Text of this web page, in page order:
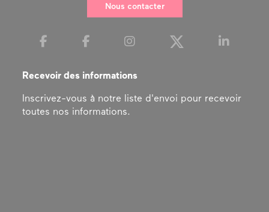
Nous contacter
Recevoir des informations
Inscrivez-vous à notre liste d'envoi pour recevoir
toutes nos informations.